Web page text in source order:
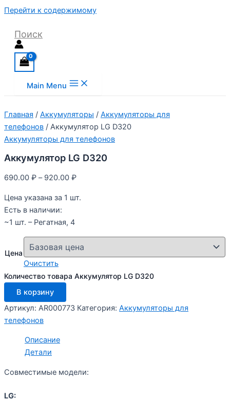
Перейти к содержимому
Поиск
Main Menu
Главная / Аккумуляторы / Аккумуляторы для
телефонов / Аккумулятор LG D320
Аккумуляторы для телефонов
Аккумулятор LG D320
690.00 ₽ – 920.00 ₽
Цена указана за 1 шт.
Есть в наличии:
~1 шт. – Регатная, 4
Цена
Очистить
Количество товара Аккумулятор LG D320
В корзину
Артикул: AR000773 Категория: Аккумуляторы для
телефонов
Описание
Детали
Совместимые модели:
LG: